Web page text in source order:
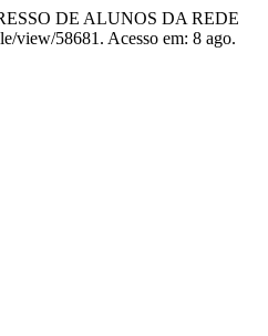
DE ALUNOS DA REDE
view/58681. Acesso em: 8 ago.